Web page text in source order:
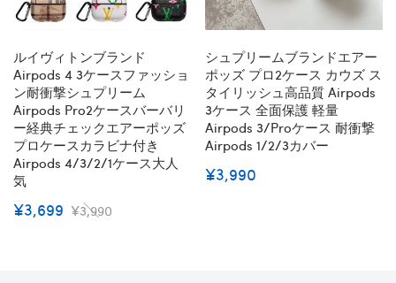
ルイヴィトンブランド
Airpods 4 3ケースファッショ
ン耐衝撃シュプリーム
Airpods Pro2ケースバーバリ
ー経典チェックエアーポッズ
プロケースカラビナ付き
Airpods 4/3/2/1ケース大人
気
¥3,699 ¥3,990
シュプリームブランドエアー
ポッズ プロ2ケース カウズ ス
タイリッシュ高品質 Airpods
3ケース 全面保護 軽量
Airpods 3/proケース 耐衝撃
Airpods 1/2/3カバー
¥3,990